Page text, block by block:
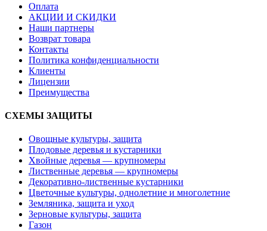
Оплата
АКЦИИ И СКИДКИ
Наши партнеры
Возврат товара
Контакты
Политика конфиденциальности
Клиенты
Лицензии
Преимущества
СХЕМЫ ЗАЩИТЫ
Овощные культуры, защита
Плодовые деревья и кустарники
Хвойные деревья — крупномеры
Лиственные деревья — крупномеры
Декоративно-лиственные кустарники
Цветочные культуры, однолетние и многолетние
Земляника, защита и уход
Зерновые культуры, защита
Газон